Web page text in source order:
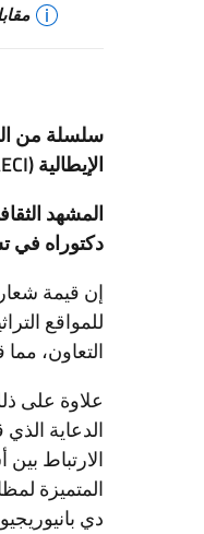
سلسلة من
الإيطالية (MAECI) لبرامج الدراسة في إيطاليا
المشهد
دكتوراه في
إن قيمة
للمواقع
التعاون،
علاوة على
الدعاية
الارتباط
المتميزة
دي